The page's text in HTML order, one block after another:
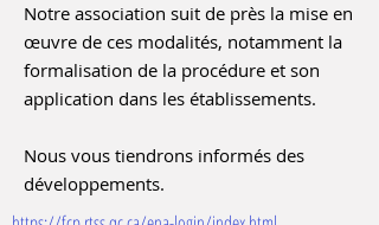
Notre association suit de près la mise en
œuvre de ces modalités, notamment la
formalisation de la procédure et son
application dans les établissements.
Nous vous tiendrons informés des
développements.